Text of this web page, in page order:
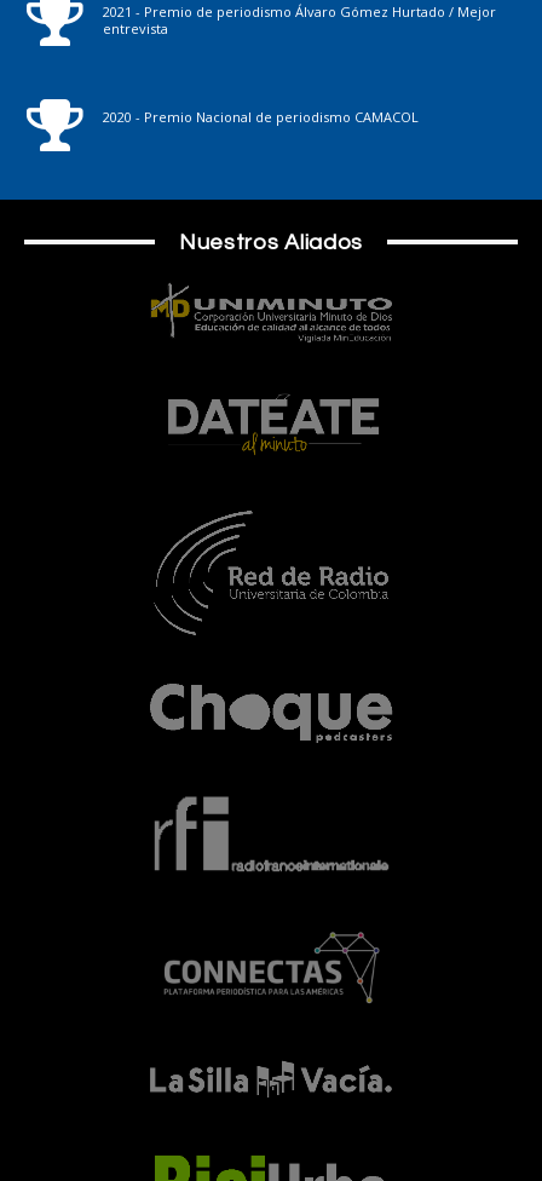
2021 - Premio de periodismo Álvaro Gómez Hurtado / Mejor
entrevista
2020 - Premio Nacional de periodismo CAMACOL
Nuestros Aliados